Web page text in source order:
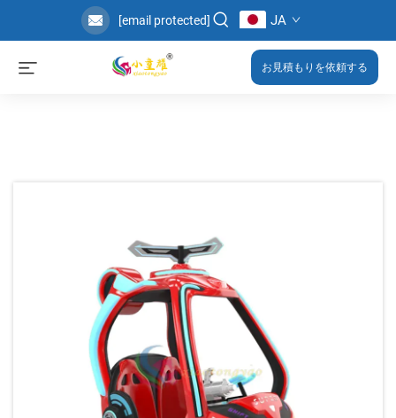
[email protected] JA
お見積もりを依頼する